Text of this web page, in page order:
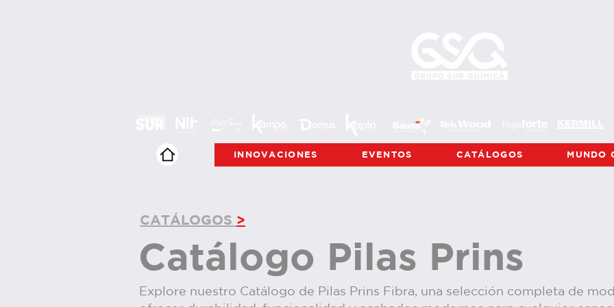
INNOVACIONES EVENTOS CATÁLOGOS MUNDO
CATÁLOGOS >
Catálogo Pilas Prins
Explore nuestro Catálogo de Pilas Prins Fibra, una selección completa de